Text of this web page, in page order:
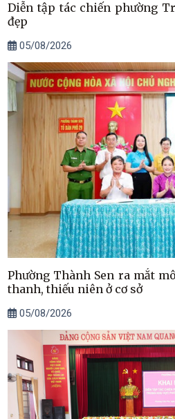
Diễn tập tác chiến phường
đẹp
05/08/2026
Phường Thành Sen ra mắt
thanh, thiếu niên ở cơ sở
05/08/2026